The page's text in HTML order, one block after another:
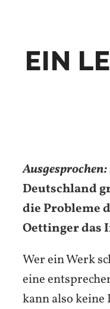
EIN
Ausgesprochen:
Deutschland
die Probleme
Oettinger das
Wer ein Werk
eine
kann also keine